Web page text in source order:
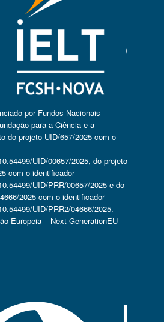
por Fundos Nacionais
para a Ciência e a
do projeto UID/657/2025 com o
UID/00657/2025, do projeto
com o identificador
UID/PRR/00657/2025e do
2025 com o identificador
UID/PRR2/04666/2025.
Europeia – Next GenerationEU